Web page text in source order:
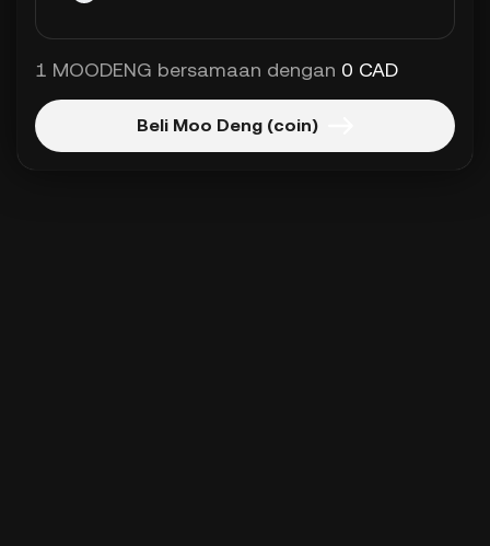
1 MOODENG bersamaan dengan 0 CAD
Beli Moo Deng (coin)